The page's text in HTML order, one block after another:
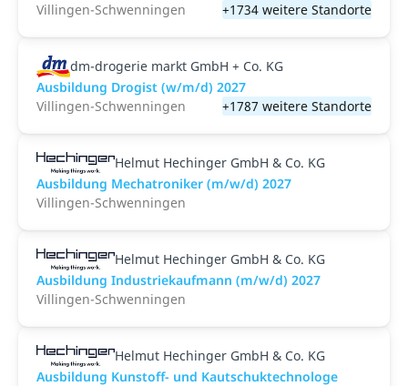
Villingen-Schwenningen
+1734 weitere Standorte
dm-drogerie markt GmbH + Co. KG
Ausbildung Drogist (w/m/d) 2027
Villingen-Schwenningen
+1787 weitere Standorte
Helmut Hechinger GmbH & Co. KG
Ausbildung Mechatroniker (m/w/d) 2027
Villingen-Schwenningen
Helmut Hechinger GmbH & Co. KG
Ausbildung Industriekaufmann (m/w/d) 2027
Villingen-Schwenningen
Helmut Hechinger GmbH & Co. KG
Ausbildung Kunstoff- und Kautschuktechnologe